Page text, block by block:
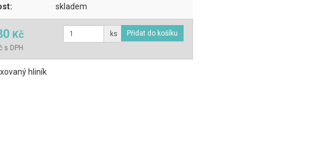
skladem
Kč
s DPH
ks
hliník